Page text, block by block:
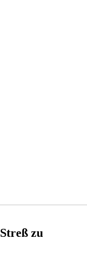
zu